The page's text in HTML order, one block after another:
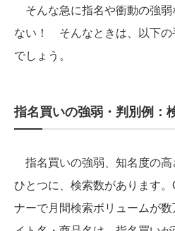
そんな急に指名や衝動の強
ない！ そんなときは、以下の
でしょう。
指名買いの強弱・判別例：
指名買いの強弱、知名度の
ひとつに、検索数があります
ナーで月間検索ボリュームが